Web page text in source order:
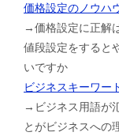
価格設定のノウハ
→価格設定に正解
値段設定をすると
いですか
ビジネスキーワー
→ビジネス用語が
とがビジネスへの